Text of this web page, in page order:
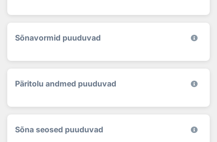
Sõnavormid puuduvad
Päritolu andmed puuduvad
Sõna seosed puuduvad